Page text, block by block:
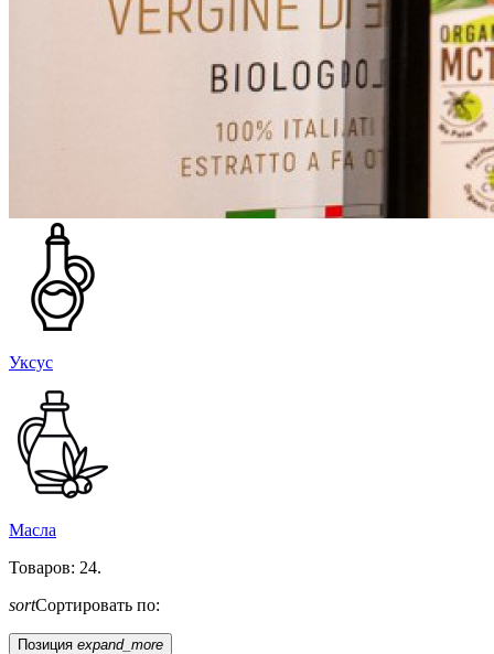
Уксус
Mасла
Товаров: 24.
sortСортировать по:
Позиция expand_more